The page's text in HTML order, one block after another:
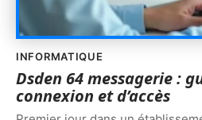
INFORMATIQUE
Dsden 64 messagerie :
connexion et d’accès